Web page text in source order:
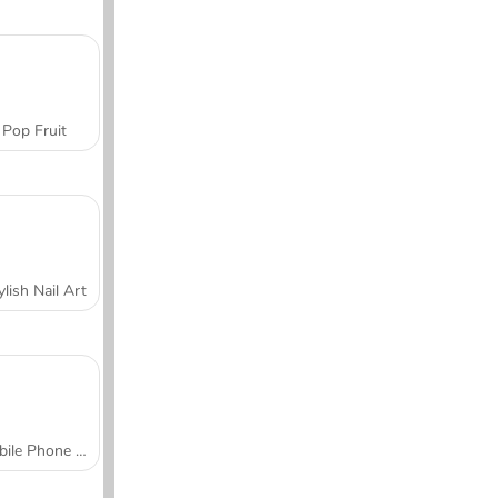
Pop Fruit
Nail Art
Mobile Phone Case Design & DIY